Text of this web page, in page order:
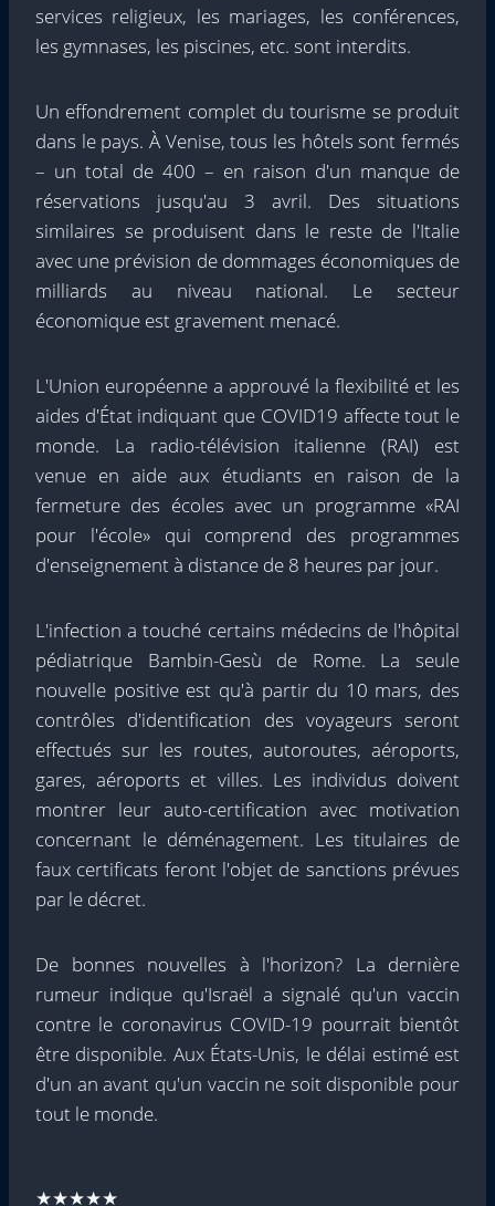
services religieux, les mariages, les conférences,
les gymnases, les piscines, etc. sont interdits.
Un effondrement complet du tourisme se produit
dans le pays. À Venise, tous les hôtels sont fermés
– un total de 400 – en raison d'un manque de
réservations jusqu'au 3 avril. Des situations
similaires se produisent dans le reste de l'Italie
avec une prévision de dommages économiques de
milliards au niveau national. Le secteur
économique est gravement menacé.
L'Union européenne a approuvé la flexibilité et les
aides d'État indiquant que COVID19 affecte tout le
monde. La radio-télévision italienne (RAI) est
venue en aide aux étudiants en raison de la
fermeture des écoles avec un programme «RAI
pour l'école» qui comprend des programmes
d'enseignement à distance de 8 heures par jour.
L'infection a touché certains médecins de l'hôpital
pédiatrique Bambin-Gesù de Rome. La seule
nouvelle positive est qu'à partir du 10 mars, des
contrôles d'identification des voyageurs seront
effectués sur les routes, autoroutes, aéroports,
gares, aéroports et villes. Les individus doivent
montrer leur auto-certification avec motivation
concernant le déménagement. Les titulaires de
faux certificats feront l'objet de sanctions prévues
par le décret.
De bonnes nouvelles à l'horizon? La dernière
rumeur indique qu'Israël a signalé qu'un vaccin
contre le coronavirus COVID-19 pourrait bientôt
être disponible. Aux États-Unis, le délai estimé est
d'un an avant qu'un vaccin ne soit disponible pour
tout le monde.
★★★★★